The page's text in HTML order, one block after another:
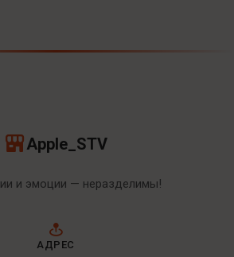
Apple_STV
и эмоции — неразделимы!
АДРЕС